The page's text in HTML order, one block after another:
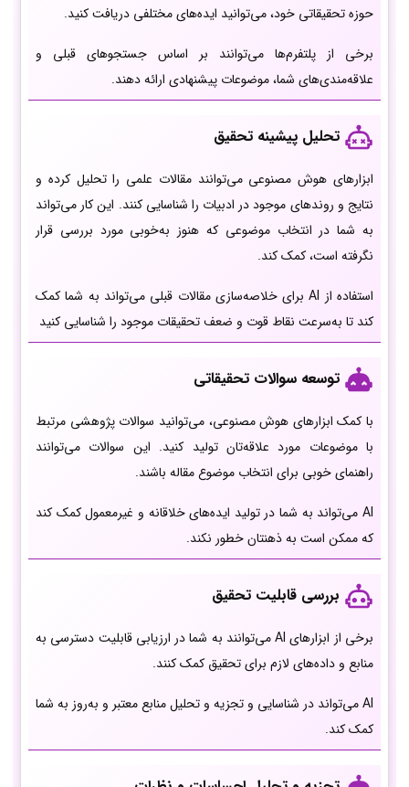
حوزه تحقیقاتی خود، می‌توانید ایده‌های مختلفی دریافت کنید.
برخی از پلتفرم‌ها می‌توانند بر اساس جستجوهای قبلی و
علاقه‌مندی‌های شما، موضوعات پیشنهادی ارائه دهند.
تحلیل پیشینه تحقیق
ابزارهای هوش مصنوعی می‌توانند مقالات علمی را تحلیل کرده و
نتایج و روندهای موجود در ادبیات را شناسایی کنند. این کار می‌تواند
به شما در انتخاب موضوعی که هنوز به‌خوبی مورد بررسی قرار
نگرفته است، کمک کند.
استفاده از AI برای خلاصه‌سازی مقالات قبلی می‌تواند به شما کمک
کند تا به‌سرعت نقاط قوت و ضعف تحقیقات موجود را شناسایی کنید
توسعه سوالات تحقیقاتی
با کمک ابزارهای هوش مصنوعی، می‌توانید سوالات پژوهشی مرتبط
با موضوعات مورد علاقه‌تان تولید کنید. این سوالات می‌توانند
راهنمای خوبی برای انتخاب موضوع مقاله باشند.
AI می‌تواند به شما در تولید ایده‌های خلاقانه و غیرمعمول کمک کند
که ممکن است به ذهنتان خطور نکند.
بررسی قابلیت تحقیق
برخی از ابزارهای AI می‌توانند به شما در ارزیابی قابلیت دسترسی به
منابع و داده‌های لازم برای تحقیق کمک کنند.
AI می‌تواند در شناسایی و تجزیه و تحلیل منابع معتبر و به‌روز به شما
کمک کند.